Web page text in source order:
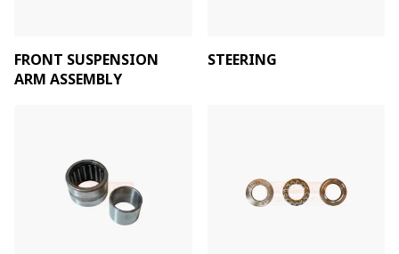
FRONT SUSPENSION
ARM ASSEMBLY
STEERING